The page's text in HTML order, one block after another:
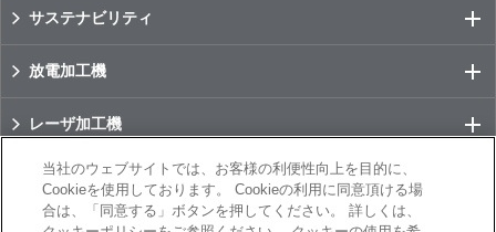
サステナビリティ
放電加工機
レーザ加工機
数値制御装置(CNC)
当社のウェブサイトでは、お客様の利便性向上を目的に、
Cookieを使用しております。 Cookieの利用に同意頂ける場
合は、「同意する」ボタンを押してください。 詳しくは、